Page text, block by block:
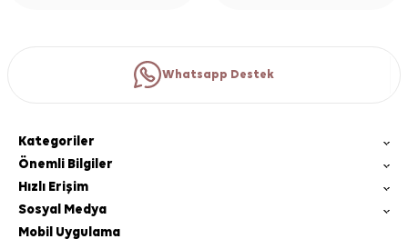
Whatsapp Destek
Kategoriler
Önemli Bilgiler
Hızlı Erişim
Sosyal Medya
Mobil Uygulama